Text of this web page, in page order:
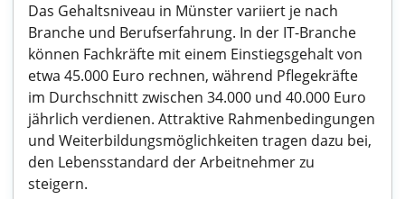
Das Gehaltsniveau in Münster variiert je nach
Branche und Berufserfahrung. In der IT-Branche
können Fachkräfte mit einem Einstiegsgehalt von
etwa 45.000 Euro rechnen, während Pflegekräfte
im Durchschnitt zwischen 34.000 und 40.000 Euro
jährlich verdienen. Attraktive Rahmenbedingungen
und Weiterbildungsmöglichkeiten tragen dazu bei,
den Lebensstandard der Arbeitnehmer zu
steigern.